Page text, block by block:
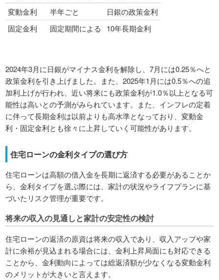
変動金利
半年ごと
日銀の政策金利
固定金利
固定期間による 10年長期金利
2024年3月に日銀がマイナス金利を解除し、7月には0.25％へと
政策金利を引き上げました。また、2025年1月には0.5％への追
加利上げが行われ、近い将来にも政策金利が1.0％以上となる可
能性は高いとの予測がみられています。また、インフレの定着
に伴って長期金利は以前よりも高水準となっており、変動金
利・固定金利とも徐々に上昇していく可能性があります。
住宅ローンの金利タイプの選び方
住宅ローンは高額の借入金を長期に返済する必要があることか
ら、金利タイプを選ぶ際には、家計の状況やライフプランに基
づいたリスク管理が重要です。
将来の収入の見通しと家計の安定性の検討
住宅ローンの返済の原資は将来の収入であり、収入アップや家
計に余裕が見込まれる場合には、金利上昇局面にも対応できる
ことから、金利動向によっては総返済額が少なくなる変動金利
のメリットが大きいと言えます。